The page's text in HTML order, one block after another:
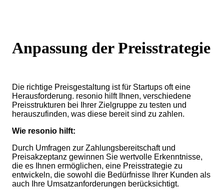
Anpassung der Preisstrategie
Die richtige Preisgestaltung ist für Startups oft eine
Herausforderung. resonio hilft Ihnen, verschiedene
Preisstrukturen bei Ihrer Zielgruppe zu testen und
herauszufinden, was diese bereit sind zu zahlen.
Wie resonio hilft:
Durch Umfragen zur Zahlungsbereitschaft und
Preisakzeptanz gewinnen Sie wertvolle Erkenntnisse,
die es Ihnen ermöglichen, eine Preisstrategie zu
entwickeln, die sowohl die Bedürfnisse Ihrer Kunden als
auch Ihre Umsatzanforderungen berücksichtigt.